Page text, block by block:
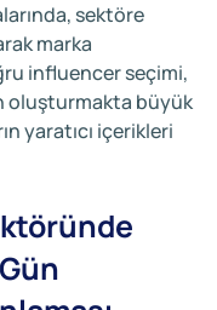
sektöre
marka
influencer seçimi,
oluşturmakta büyük
yaratıcı içerikleri